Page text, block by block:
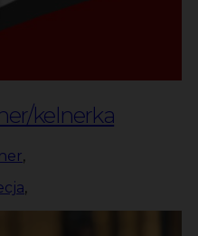
kelnerka
,
,